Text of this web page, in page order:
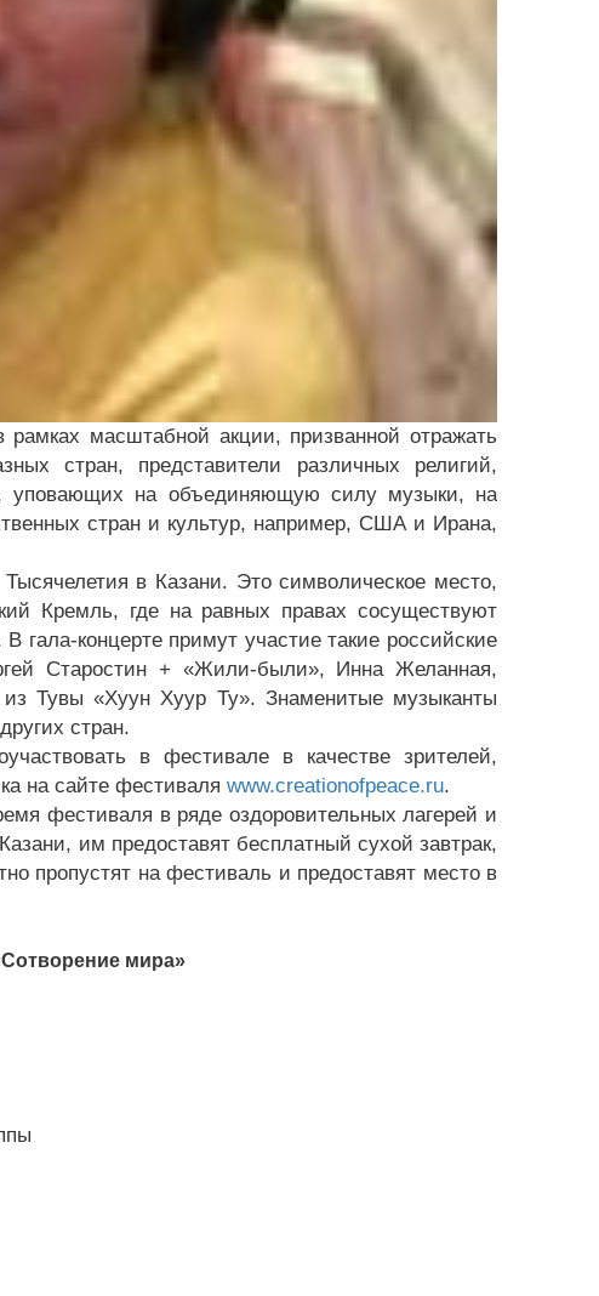
масштабной акции, призванной отражать
стран, представители различных религий,
уповающих на объединяющую силу музыки, на
стран и культур, например, США и Ирана,
в Казани. Это символическое место,
Кремль, где на равных правах сосуществуют
концерте примут участие такие российские
Старостин + «Жили-были», Инна Желанная,
Тувы «Хуун Хуур Ту». Знаменитые музыканты
стран.
в фестивале в качестве зрителей,
на сайте фестиваля www.creationofpeace.ru.
фестиваля в ряде оздоровительных лагерей и
им предоставят бесплатный сухой завтрак,
пропустят на фестиваль и предоставят место в
мира»